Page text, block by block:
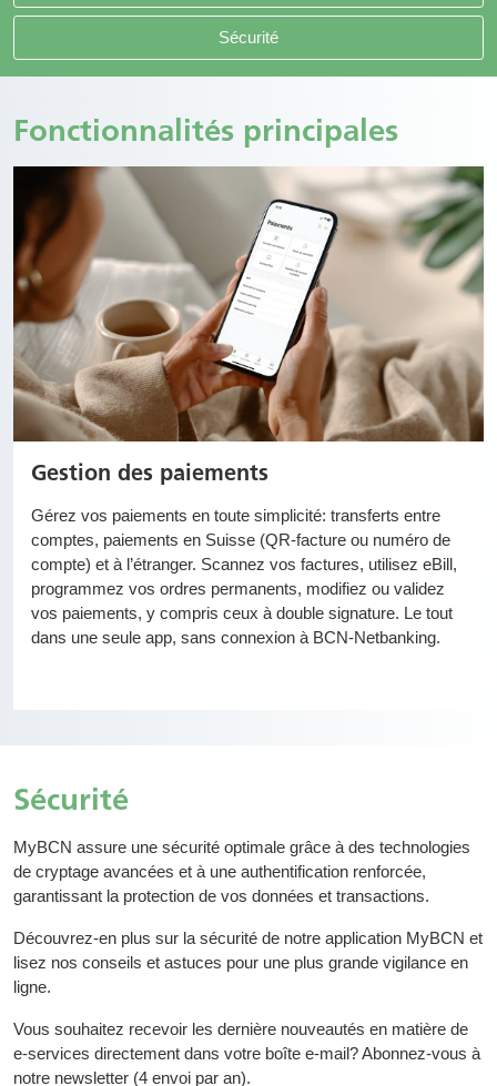
Sécurité
Fonctionnalités principales
Gestion des paiements
Gérez vos paiements en toute simplicité: transferts entre
comptes, paiements en Suisse (QR-facture ou numéro de
compte) et à l’étranger. Scannez vos factures, utilisez eBill,
programmez vos ordres permanents, modifiez ou validez
vos paiements, y compris ceux à double signature. Le tout
dans une seule app, sans connexion à BCN-Netbanking.
Sécurité
MyBCN assure une sécurité optimale grâce à des technologies
de cryptage avancées et à une authentification renforcée,
garantissant la protection de vos données et transactions.
Découvrez-en plus sur la sécurité de notre application MyBCN et
lisez nos conseils et astuces pour une plus grande vigilance en
ligne.
Vous souhaitez recevoir les dernière nouveautés en matière de
e-services directement dans votre boîte e-mail? Abonnez-vous à
notre newsletter (4 envoi par an).